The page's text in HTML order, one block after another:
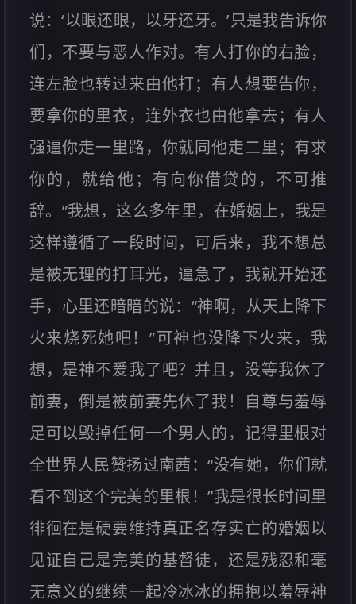
说：‘以眼还眼，以牙还牙。’只是我告诉你
们，不要与恶人作对。有人打你的右脸，
连左脸也转过来由他打；有人想要告你，
要拿你的里衣，连外衣也由他拿去；有人
强逼你走一里路，你就同他走二里；有求
你的，就给他；有向你借贷的，不可推
辞。”我想，这么多年里，在婚姻上，我是
这样遵循了一段时间，可后来，我不想总
是被无理的打耳光，逼急了，我就开始还
手，心里还暗暗的说：“神啊，从天上降下
火来烧死她吧！”可神也没降下火来，我
想，是神不爱我了吧？并且，没等我休了
前妻，倒是被前妻先休了我！自尊与羞辱
足可以毁掉任何一个男人的，记得里根对
全世界人民赞扬过南茜：“没有她，你们就
看不到这个完美的里根！”我是很长时间里
徘徊在是硬要维持真正名存实亡的婚姻以
见证自己是完美的基督徒，还是残忍和毫
无意义的继续一起冷冰冰的拥抱以羞辱神